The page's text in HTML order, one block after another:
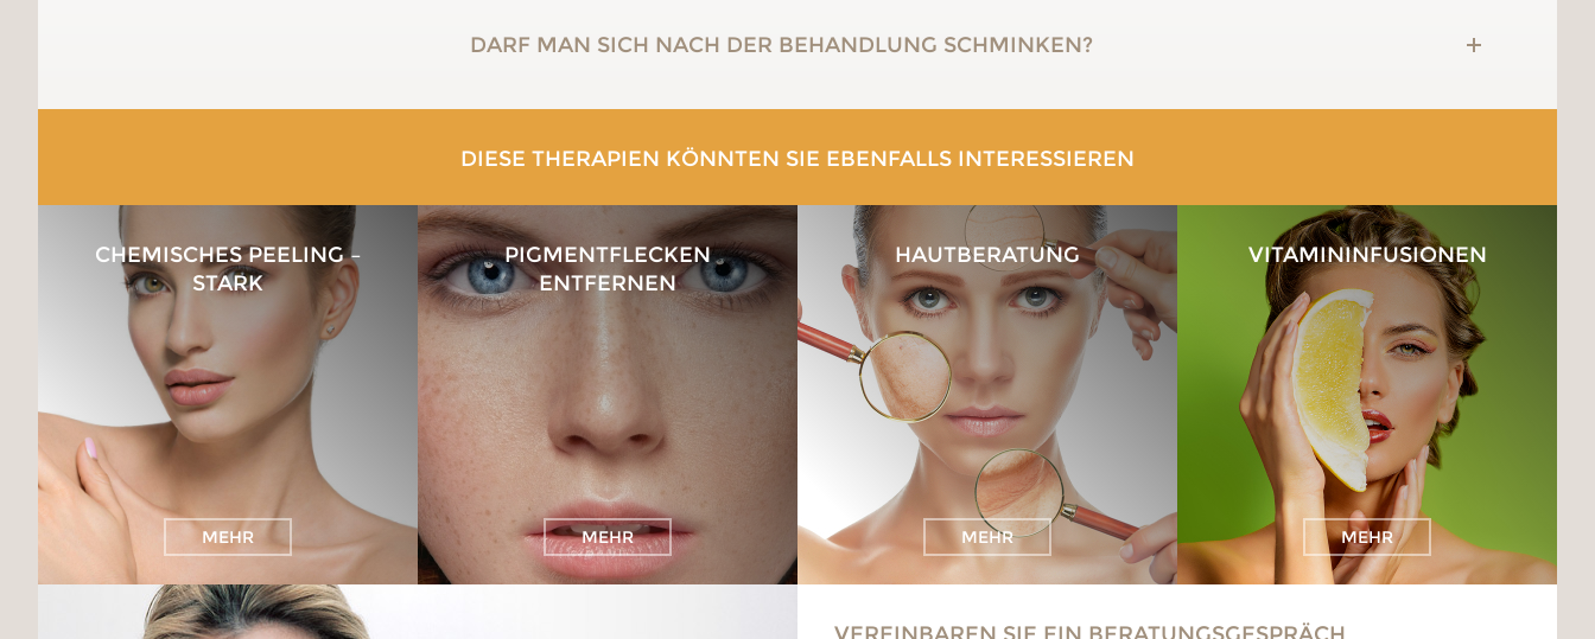
DARF MAN SICH NACH DER BEHANDLUNG SCHMINKEN?
DIESE THERAPIEN KÖNNTEN SIE EBENFALLS INTERESSIEREN
CHEMISCHES PEELING –
STARK
MEHR
PIGMENTFLECKEN
ENTFERNEN
MEHR
HAUTBERATUNG
MEHR
VITAMIN­INFUSIONEN
MEHR